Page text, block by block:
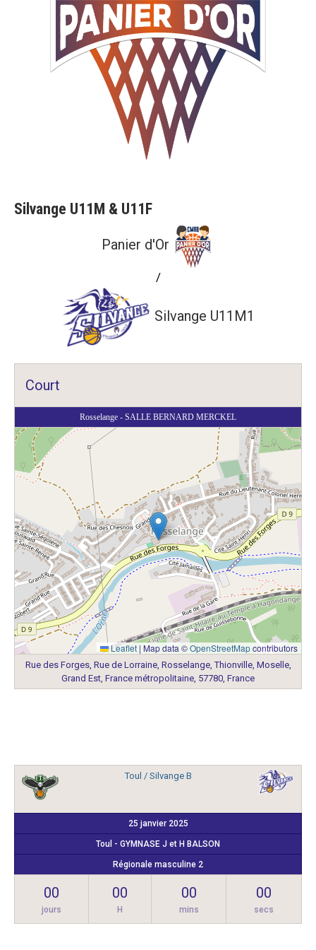
Silvange U11M & U11F
Panier d'Or
/
Silvange U11M1
Court
Rosselange - SALLE BERNARD MERCKEL
Leaflet |Map data ©OpenStreetMapcontributors
Rue des Forges, Rue de Lorraine, Rosselange, Thionville, Moselle,
Grand Est, France métropolitaine, 57780, France
Toul / Silvange B
25 janvier 2025
Toul - GYMNASE J et H BALSON
Régionale masculine 2
00
jours
00
H
00
mins
00
secs